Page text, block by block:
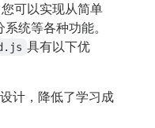
您可以实现从简单
统等各种功能。
具有以下优
计，降低了学习成